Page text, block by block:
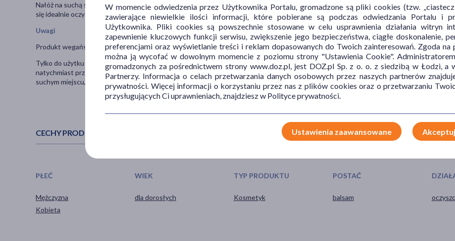
Nałóż na suchą skórę. Masuj delikatnie, aż makijaż i SPF się rozpuszczą. Dodaj wodę – balsam zamieni się w mleczko. Spłucz i ciesz
się idealnie oczyszczoną, ukojoną cerą.
Uwagi
Produkt wegański.
Tylko do użytku zewnętrznego. Unikaj bezpośredniego kontaktu z oczami – w przypadku dostania się produktu do oka,
natychmiast przemyj dużą ilością letniej wody. Nie stosuj na uszkodzoną lub silnie podrażnioną skórę. Przechowuj w chłodnym i
suchym miejscu, z dala od źródeł ciepła i światła słonecznego. Trzymaj poza zasięgiem dzieci.
CECHY PRODUKTU
PŁEĆ
Mężczyzna
Kobieta
WIEK
dla dorosłych
TYP PRODUKTU
Kosmetyk
POSTAĆ
balsam
W momencie odwiedzenia przez Użytkownika Portalu, gromadzone są pliki cookies (tzw.
zawierające niewielkie ilości informacji, które pobierane są podczas odwiedzania Portalu i
Użytkownika. Pliki cookies są powszechnie stosowane w celu usprawnienia działania witryn
zapewnienie kluczowych funkcji serwisu, zwiększenie jego bezpieczeństwa, ciągłe doskonalenie,
preferencjami oraz wyświetlanie treści i reklam dopasowanych do Twoich zainteresowań. Zgoda
można ją wycofać w dowolnym momencie z poziomu strony "Ustawienia Cookie".
gromadzonych za pośrednictwem strony www.doz.pl, jest DOZ.pl Sp. z o. o. z siedzibą w Łodzi, a
Partnerzy. Informacja o celach przetwarzania danych osobowych przez naszych partnerów
prywatności. Więcej informacji o korzystaniu przez nas z plików cookies oraz o przetwarzaniu
przysługujących Ci uprawnieniach, znajdziesz w Polityce prywatności.
Ustawienia zaawansowane